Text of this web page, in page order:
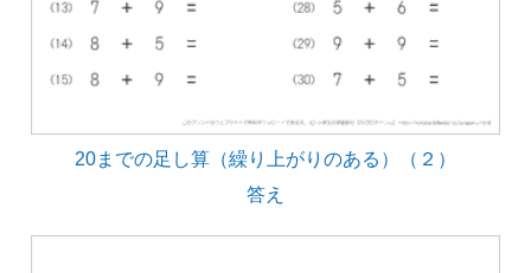
20までの足し算（繰り上がりのある）（２）
答え